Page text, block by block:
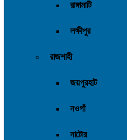
রাঙ্গামাটি
লক্ষীপুর
রাজশাহী
জয়পুরহাট
নওগাঁ
নাটোর